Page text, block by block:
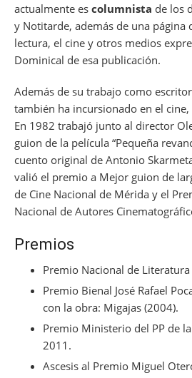
actualmente es columnista de los
y Notitarde, además de una página
lectura, el cine y otros medios
Dominical de esa publicación.
Además de su trabajo como
también ha incursionado en el
En 1982 trabajó junto al director
guion de la película “Pequeña
cuento original de Antonio
valió el premio a Mejor guion de
de Cine Nacional de Mérida y el
Nacional de Autores
Premios
Premio Nacional de
Premio Bienal José Rafael
con la obra: Migajas (2004).
Premio Ministerio del PP de
2011.
Ascesis al Premio Miguel